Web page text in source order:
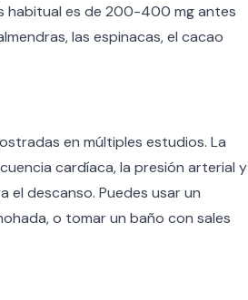
habitual es de 200-400 mg antes
las espinacas, el cacao
en múltiples estudios. La
cardíaca, la presión arterial y
descanso. Puedes usar un
o tomar un baño con sales